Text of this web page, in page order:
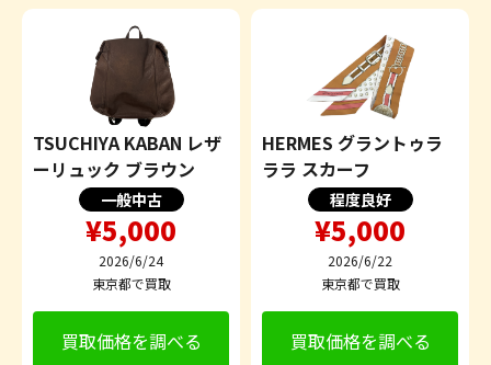
TSUCHIYA KABAN レザ
ーリュック ブラウン
一般中古
¥5,000
2026/6/24
東京都で買取
買取価格を調べる
HERMES グラントゥラ
ララ スカーフ
程度良好
¥5,000
2026/6/22
東京都で買取
買取価格を調べる